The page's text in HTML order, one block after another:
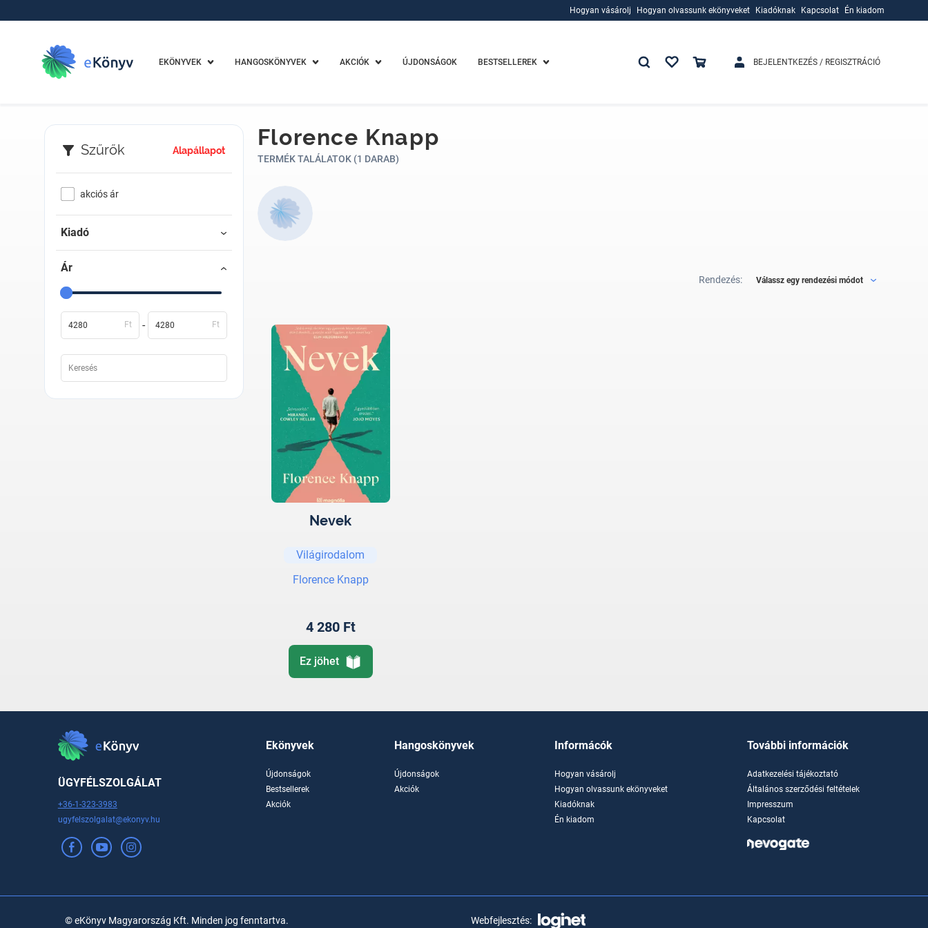
Hogyan vásárolj
Hogyan olvassunk ekönyveket
Kiadóknak
Kapcsolat Én kiadom
EKÖNYVEK HANGOSKÖNYVEK AKCIÓK ÚJDONSÁGOK BESTSELLEREK BEJELENTKEZÉS / REGISZTRÁCIÓ
Szűrők Alapállapot
akciós ár
Kiadó
Ár
Ft - Ft
Florence Knapp
TERMÉK TALÁLATOK (1 DARAB)
Rendezés: Válassz egy rendezési módot
Nevek
Világirodalom
Florence Knapp
4 280 Ft
Ez jöhet
ÜGYFÉLSZOLGÁLAT
+36-1-323-3983
ugyfelszolgalat@ekonyv.hu
Ekönyvek
Újdonságok
Bestsellerek
Akciók
Hangoskönyvek
Újdonságok
Akciók
Informácók
Hogyan vásárolj
Hogyan olvassunk ekönyveket
Kiadóknak
Én kiadom
További információk
Adatkezelési tájékoztató
Általános szerződési feltételek
Impresszum
Kapcsolat
© eKönyv Magyarország Kft. Minden jog fenntartva. Webfejlesztés: